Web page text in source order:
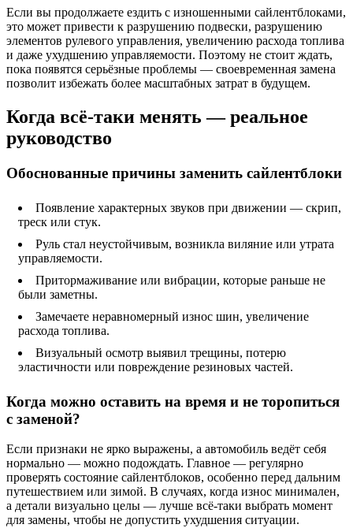
Если вы продолжаете ездить с изношенными сайлентблоками,
это может привести к разрушению подвески, разрушению
элементов рулевого управления, увеличению расхода топлива
и даже ухудшению управляемости. Поэтому не стоит ждать,
пока появятся серьёзные проблемы — своевременная замена
позволит избежать более масштабных затрат в будущем.
Когда всё-таки менять — реальное
руководство
Обоснованные причины заменить сайлентблоки
Появление характерных звуков при движении — скрип,
треск или стук.
Руль стал неустойчивым, возникла виляние или утрата
управляемости.
Притормаживание или вибрации, которые раньше не
были заметны.
Замечаете неравномерный износ шин, увеличение
расхода топлива.
Визуальный осмотр выявил трещины, потерю
эластичности или повреждение резиновых частей.
Когда можно оставить на время и не торопиться
с заменой?
Если признаки не ярко выражены, а автомобиль ведёт себя
нормально — можно подождать. Главное — регулярно
проверять состояние сайлентблоков, особенно перед дальним
путешествием или зимой. В случаях, когда износ минимален,
а детали визуально целы — лучше всё-таки выбрать момент
для замены, чтобы не допустить ухудшения ситуации.